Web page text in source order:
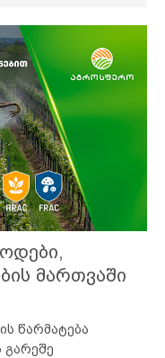
მართვაში
წარმატება
გარეშე